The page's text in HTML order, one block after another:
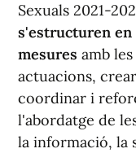
Sexuals 2021-
s'estructuren en
mesures amb
actuacions,
coordinar i
l'abordatge de
la informació, la